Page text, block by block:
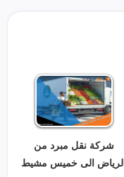
شركة نقل مبرد من
الرياض الى خميس مشيط